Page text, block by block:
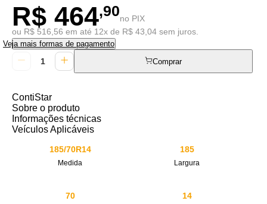
R$ 464,90no PIX
ou R$ 516,56 em até 12x de R$ 43,04 sem juros.
Veja mais formas de pagamento
Comprar
ContiStar
Sobre o produto
Informações técnicas
Veículos Aplicáveis
185/70R14
Medida
185
Largura
70 14